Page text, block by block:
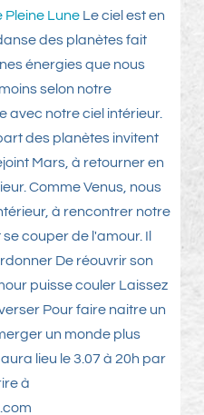
Lune Le ciel est en
des planètes fait
énergies que nous
selon notre
avec notre ciel intérieur.
des planètes invitent
Mars, à retourner en
Comme Venus, nous
à rencontrer notre
couper de l'amour. Il
De réouvrir son
puisse couler Laissez
Pour faire naitre un
un monde plus
lieu le 3.07 à 20h par
à